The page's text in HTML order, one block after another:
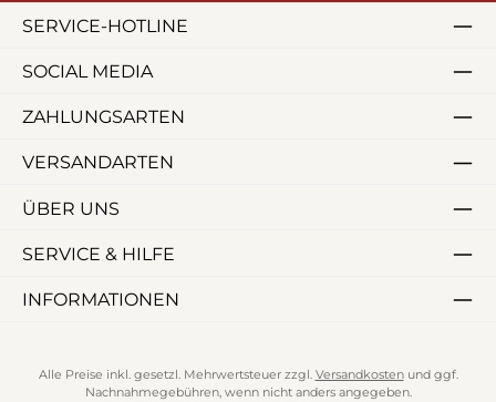
SERVICE-HOTLINE
SOCIAL MEDIA
ZAHLUNGSARTEN
VERSANDARTEN
ÜBER UNS
SERVICE & HILFE
INFORMATIONEN
Alle Preise inkl. gesetzl. Mehrwertsteuer zzgl. Versandkostenund ggf.
Nachnahmegebühren, wenn nicht anders angegeben.